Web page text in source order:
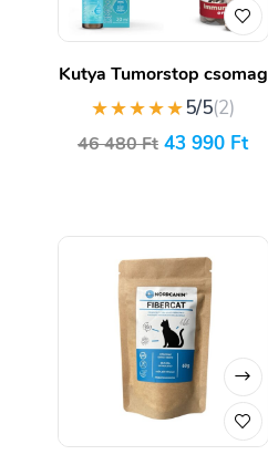
Kutya Tumorstop csomag
★★★★★5/5(2)
46 480Ft 43 990 Ft